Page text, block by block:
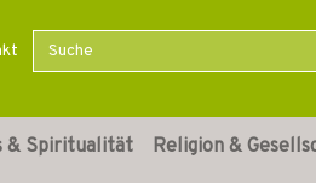
& Spiritualität Religion &